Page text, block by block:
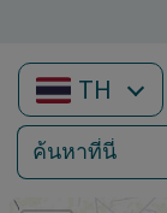
TH